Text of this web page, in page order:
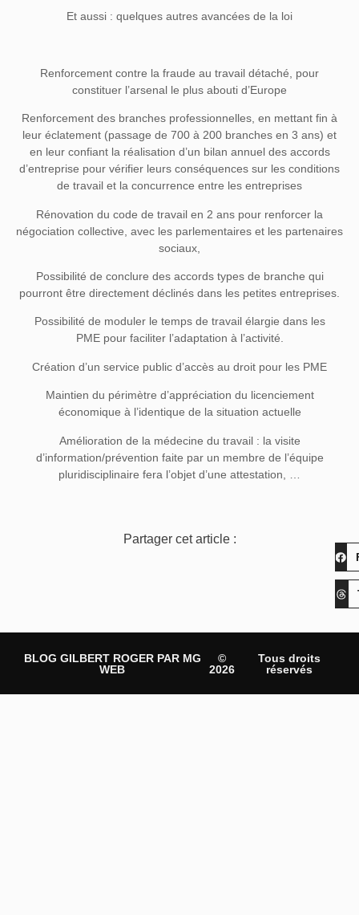
Et aussi : quelques autres avancées de la loi
Renforcement contre la fraude au travail détaché , pour
constituer l’arsenal le plus abouti d’Europe
Renforcement des branches professionnelles, en mettant fin à
leur éclatement (passage de 700 à 200 branches en 3 ans) et
en leur confiant la réalisation d’un bilan annuel des accords
d’entreprise pour vérifier leurs conséquences sur les conditions
de travail et la concurrence entre les entreprises
Rénovation du code de travail en 2 ans pour renforcer la
négociation collective, avec les parlementaires et les partenaires
sociaux,
Possibilité de conclure des accords types de branche qui
pourront être directement déclinés dans les petites entreprises.
Possibilité de moduler le temps de travail élargie dans les
PME pour faciliter l’adaptation à l’activité.
Création d’un service public d’accès au droit pour les PME
Maintien du périmètre d’appréciation du licenciement
économique à l’identique de la situation actuelle
Amélioration de la médecine du travail: la visite
d’information/prévention faite par un membre de l’équipe
pluridisciplinaire fera l’objet d’une attestation, …
Partager cet article :
BLOG GILBERT ROGER PAR MG
WEB
©
2026
Tous droits
réservés